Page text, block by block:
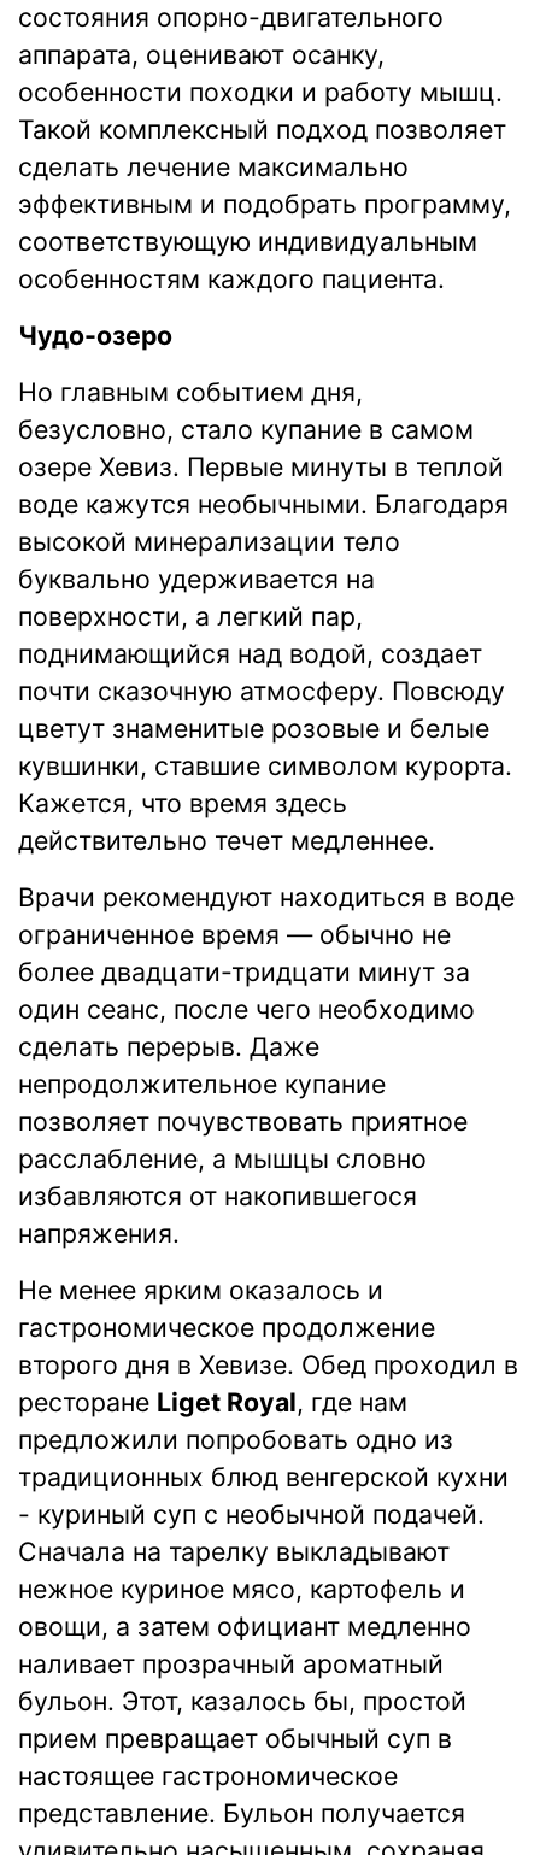
состояния опорно-двигательного
аппарата, оценивают осанку,
особенности походки и работу мышц.
Такой комплексный подход позволяет
сделать лечение максимально
эффективным и подобрать программу,
соответствующую индивидуальным
особенностям каждого пациента.
Чудо-озеро
Но главным событием дня,
безусловно, стало купание в самом
озере Хевиз. Первые минуты в теплой
воде кажутся необычными. Благодаря
высокой минерализации тело
буквально удерживается на
поверхности, а легкий пар,
поднимающийся над водой, создает
почти сказочную атмосферу. Повсюду
цветут знаменитые розовые и белые
кувшинки, ставшие символом курорта.
Кажется, что время здесь
действительно течет медленнее.
Врачи рекомендуют находиться в воде
ограниченное время — обычно не
более двадцати-тридцати минут за
один сеанс, после чего необходимо
сделать перерыв. Даже
непродолжительное купание
позволяет почувствовать приятное
расслабление, а мышцы словно
избавляются от накопившегося
напряжения.
Не менее ярким оказалось и
гастрономическое продолжение
второго дня в Хевизе. Обед проходил в
ресторане Liget Royal, где нам
предложили попробовать одно из
традиционных блюд венгерской кухни
- куриный суп с необычной подачей.
Сначала на тарелку выкладывают
нежное куриное мясо, картофель и
овощи, а затем официант медленно
наливает прозрачный ароматный
бульон. Этот, казалось бы, простой
прием превращает обычный суп в
настоящее гастрономическое
представление. Бульон получается